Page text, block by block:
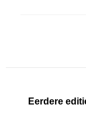
Eerdere